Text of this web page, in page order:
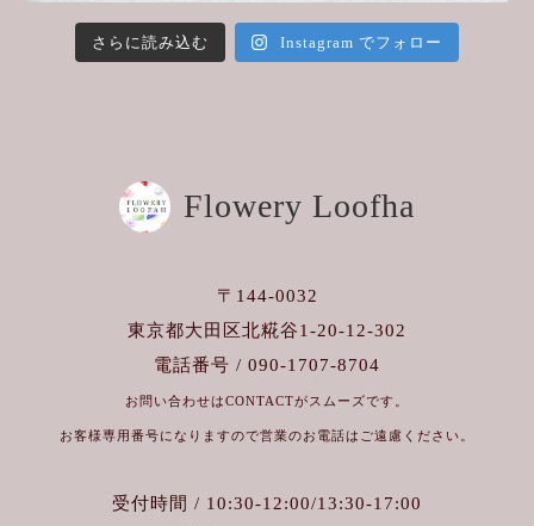
Flowery Loofha
〒144-0032
東京都大田区北糀谷1-20-12-302
電話番号 / 090-1707-8704
お問い合わせはCONTACTがスムーズです。
お客様専用番号になりますので営業のお電話はご遠慮ください。
受付時間 / 10:30-12:00/13:30-17:00
さらに読み込む Instagram でフォロー